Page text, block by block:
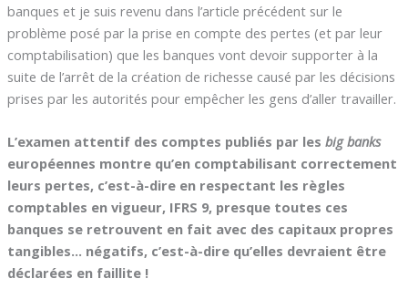
banques et je suis revenu dans l’article précédent sur le
problème posé par la prise en compte des pertes (et par leur
comptabilisation) que les banques vont devoir supporter à la
suite de l’arrêt de la création de richesse causé par les décisions
prises par les autorités pour empêcher les gens d’aller travailler.
L’examen attentif des comptes publiés par les big banks
européennes montre qu’en comptabilisant correctement
leurs pertes, c’est-à-dire en respectant les règles
comptables en vigueur, IFRS 9, presque toutes ces
banques se retrouvent en fait avec des capitaux propres
tangibles… négatifs, c’est-à-dire qu’elles devraient être
déclarées en faillite !